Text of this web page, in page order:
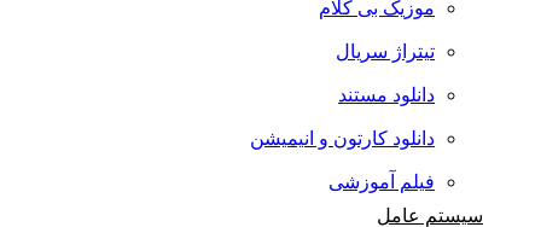
موزیک بی کلام
تیتراژ سریال
دانلود مستند
دانلود کارتون و انیمیشن
فیلم آموزشی
سیستم عامل